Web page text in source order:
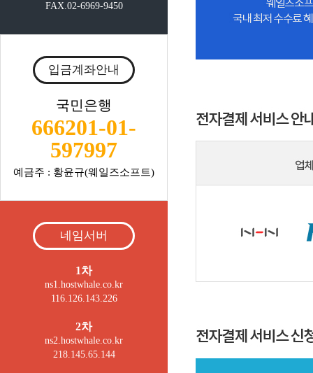
FAX.02-6969-9450
입금계좌안내
국민은행
666201-01-
597997
예금주 : 황윤규(웨일즈소프트)
네임서버
1차
ns1.hostwhale.co.kr
116.126.143.226
2차
ns2.hostwhale.co.kr
218.145.65.144